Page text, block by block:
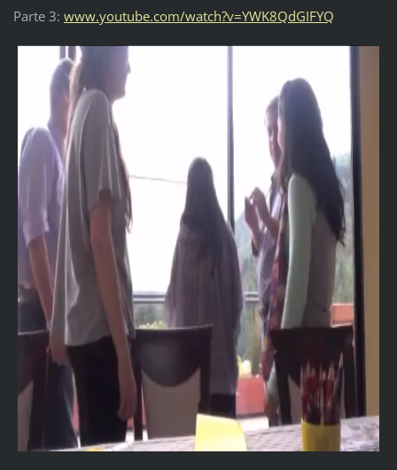
Parte 3: www.youtube.com/watch?v=YWK8QdGIFYQ